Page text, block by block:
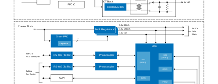
CT Block
Isolated AC/DC
Buck Regulator x3
RS-485 (Tx/Rx)
RS-485 (Tx/Rx)
CAN
Photocoupler
Photocoupler
5V <1A
5V
To PC or
RAM Monitor, etc.
To Field
Bus Device
3
3.3V 300mA
1.8V <200mA
1.1V <1A
To: IC’s
FuSa
Block
Control Block
MPU
SCI
(UART)
SCI
(UART)
CAN
GPIO
PWM
GreenPAK
Sequencer
PFC IC